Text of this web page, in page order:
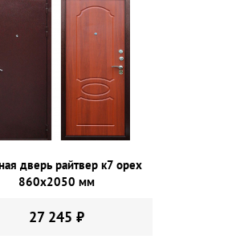
дверь райтвер к7 орех
860х2050 мм
27 245 ₽